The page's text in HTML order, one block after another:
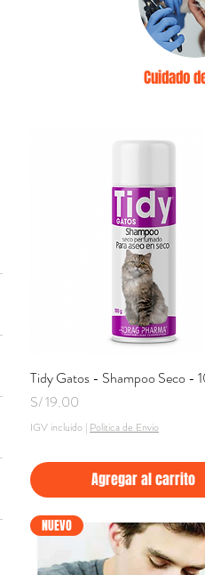
Cuidado
Vista rápida
Tidy Gatos - Shampoo Seco -
Precio
S/ 19.00
IGV incluido | Politica de Envio
Agregar al carrito
NUEVO